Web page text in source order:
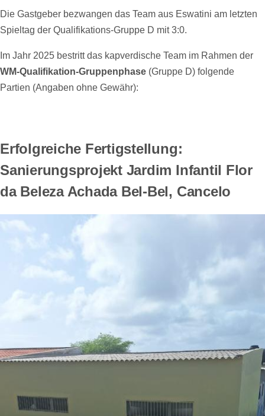
Die Gastgeber bezwangen das Team aus Eswatini am letzten
Spieltag der Qualifikations-Gruppe D mit 3:0.
Im Jahr 2025 bestritt das kapverdische Team im Rahmen der
WM-Qualifikation-Gruppenphase (Gruppe D) folgende
Partien (Angaben ohne Gewähr):
Erfolgreiche Fertigstellung:
Sanierungsprojekt Jardim Infantil Flor
da Beleza Achada Bel-Bel, Cancelo